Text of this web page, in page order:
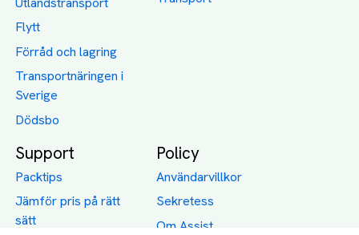
Flytt
Förråd och lagring
Transportnäringen i
Sverige
Dödsbo
Support
Packtips
Jämför pris på rätt
sätt
Policy
Användarvillkor
Sekretess
Om Assist